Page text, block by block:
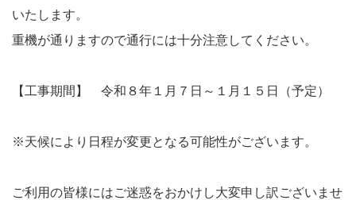
いたします。
重機が通りますので通行には十分注意してください。
【工事期間】 令和８年１月７日～１月１５日（予定）
※天候により日程が変更となる可能性がございます。
ご利用の皆様にはご迷惑をおかけし大変申し訳ございませ